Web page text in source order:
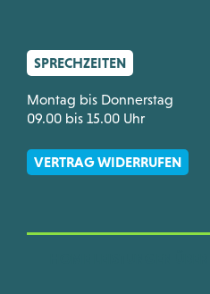
SPRECHZEITEN
Montag bis Donnerstag
09.00 bis 15.00 Uhr
VERTRAG WIDERRUFEN